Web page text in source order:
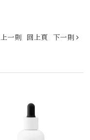
上一則 回上頁 下一則